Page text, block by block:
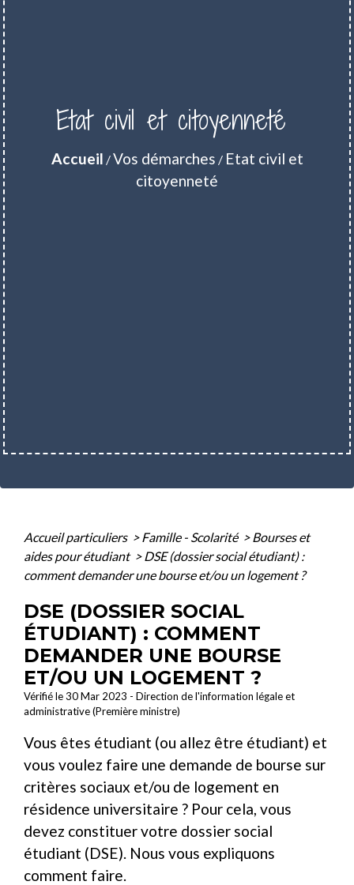
Etat civil et citoyenneté
Accueil /Vos démarches / Etat civil et
citoyenneté
Accueil particuliers > Famille - Scolarité > Bourses et
aides pour étudiant > DSE (dossier social étudiant) :
comment demander une bourse et/ou un logement ?
DSE (DOSSIER SOCIAL
ÉTUDIANT) : COMMENT
DEMANDER UNE BOURSE
ET/OU UN LOGEMENT ?
Vérifié le 30 Mar 2023 - Direction de l'information légale et
administrative (Première ministre)
Vous êtes étudiant (ou allez être étudiant) et
vous voulez faire une demande de bourse sur
critères sociaux et/ou de logement en
résidence universitaire ? Pour cela, vous
devez constituer votre dossier social
étudiant (DSE). Nous vous expliquons
comment faire.